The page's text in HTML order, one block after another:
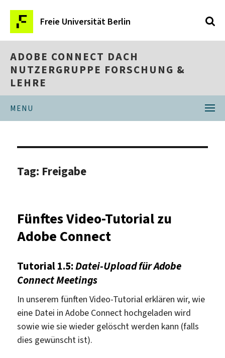
Freie Universität Berlin
ADOBE CONNECT DACH
NUTZERGRUPPE FORSCHUNG &
LEHRE
MENU
Tag: Freigabe
Fünftes Video-Tutorial zu
Adobe Connect
Tutorial 1.5:Datei-Upload für Adobe
Connect Meetings
In unserem fünften Video-Tutorial erklären wir, wie
eine Datei in Adobe Connect hochgeladen wird
sowie wie sie wieder gelöscht werden kann (falls
dies gewünscht ist).